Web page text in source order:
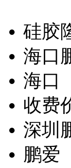
硅胶
海口
海口
收费
深圳
鹏爱